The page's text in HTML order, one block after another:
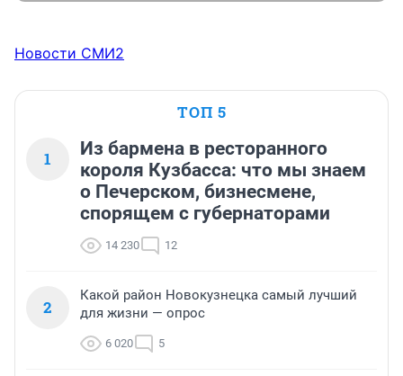
Новости СМИ2
ТОП 5
1
Из бармена в ресторанного
короля Кузбасса: что мы знаем
о Печерском, бизнесмене,
спорящем с губернаторами
14 230 12
2
Какой район Новокузнецка самый лучший
для жизни — опрос
6 020 5